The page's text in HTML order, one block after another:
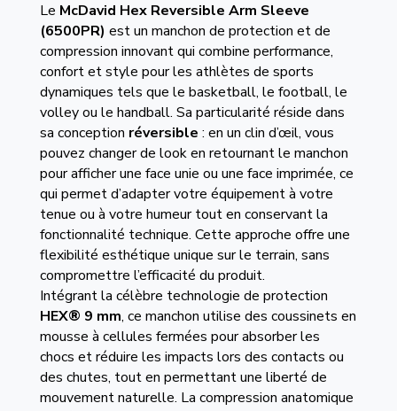
Le McDavid Hex Reversible Arm Sleeve
(6500PR) est un manchon de protection et de
compression innovant qui combine performance,
confort et style pour les athlètes de sports
dynamiques tels que le basketball, le football, le
volley ou le handball. Sa particularité réside dans
sa conception réversible : en un clin d’œil, vous
pouvez changer de look en retournant le manchon
pour afficher une face unie ou une face imprimée, ce
qui permet d’adapter votre équipement à votre
tenue ou à votre humeur tout en conservant la
fonctionnalité technique. Cette approche offre une
flexibilité esthétique unique sur le terrain, sans
compromettre l’efficacité du produit.
Intégrant la célèbre technologie de protection
HEX® 9 mm, ce manchon utilise des coussinets en
mousse à cellules fermées pour absorber les
chocs et réduire les impacts lors des contacts ou
des chutes, tout en permettant une liberté de
mouvement naturelle. La compression anatomique